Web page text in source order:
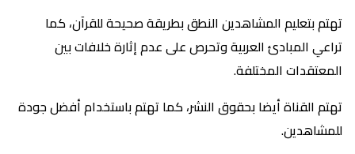
تهتم بتعليم المشاهدين النطق بطريقة صحيحة للقرآن، كما
تراعي المبادئ العربية وتحرص على عدم إثارة خلافات بين
المعتقدات المختلفة.
تهتم القناة أيضا بحقوق النشر، كما تهتم باستخدام أفضل جودة
للمشاهدين.